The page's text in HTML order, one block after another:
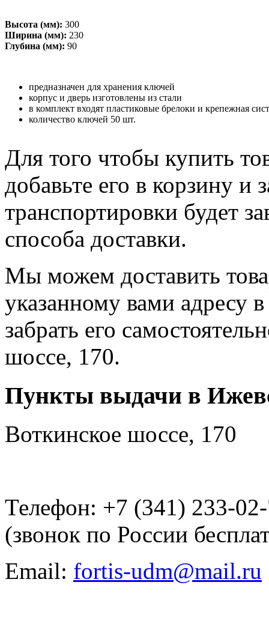
Высота (мм): 300
Ширина (мм): 230
Глубина (мм): 90
предназначен для хранения ключей
корпус и дверь изготовлены из стали
в комплект входят пластиковые брелоки и крепежная
количество ключей 50 шт.
Для того чтобы купить
добавьте его в корзину и
транспортировки будет
способа доставки.
Мы можем доставить
указанному вами адресу
забрать его
шоссе, 170.
Пункты выдачи в
Воткинское шоссе, 170
Телефон: +7 (341) 233-
(звонок по России
Email: fortis-udm@mail.ru